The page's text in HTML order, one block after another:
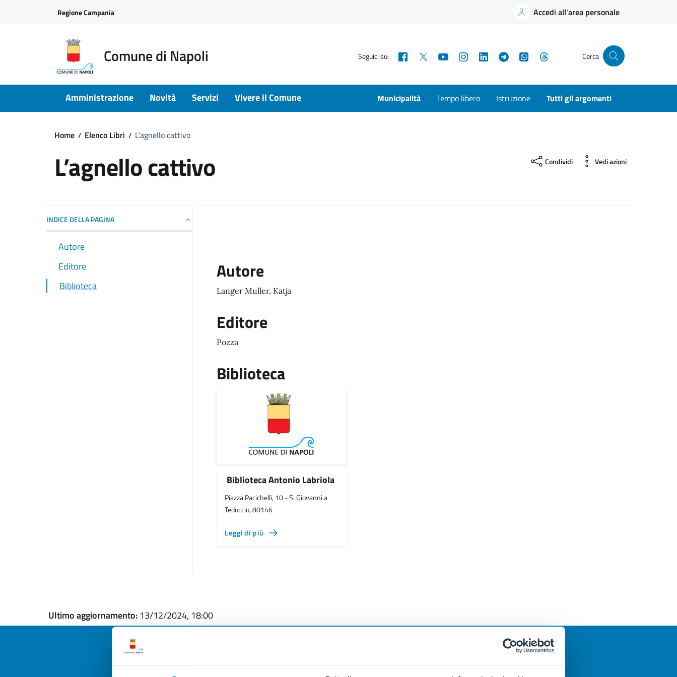
Regione Campania Accedi all'area personale
Comune di Napoli Seguici su: Facebook YouTubeInstagramLinkedInTelegramWhatsApp Cerca
Amministrazione Novità Servizi Vivere il Comune Municipalità Tempo libero Istruzione Tutti gli argomenti
Home Elenco Libri L’agnello cattivo
L’agnello cattivo Condividi Vedi azioni
INDICE DELLA PAGINA
Autore
Editore
Biblioteca
Autore
Langer Muller, Katja
Editore
Pozza
Biblioteca
Biblioteca Antonio Labriola
Piazza Pacichelli, 10 - S. Giovanni a
Teduccio, 80146
Leggi di più
Ultimo aggiornamento: 13/12/2024, 18:00